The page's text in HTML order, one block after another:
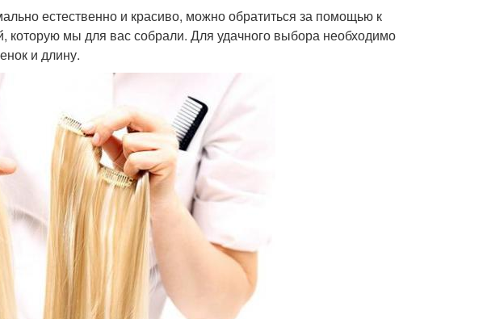
естественно и красиво, можно обратиться за помощью к
которую мы для вас собрали. Для удачного выбора необходимо
и длину.